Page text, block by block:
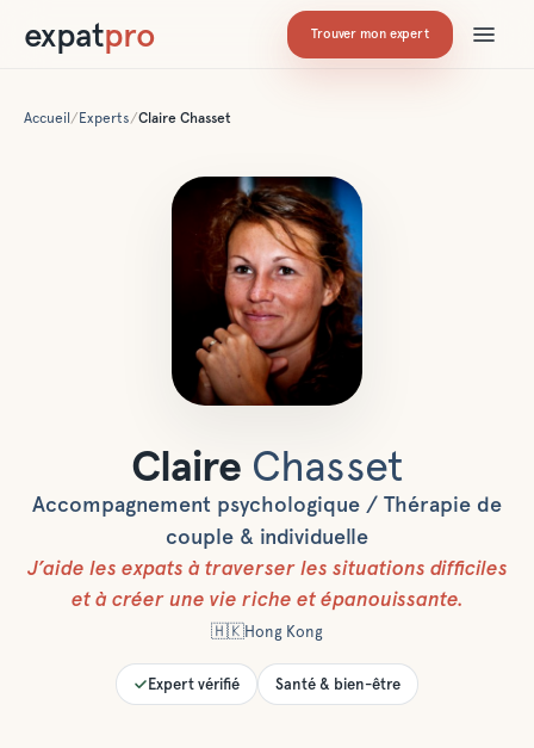
expatpro Trouver mon expert
Accueil / Experts/Claire Chasset
Claire Chasset
Accompagnement psychologique / Thérapie de
couple & individuelle
J’aide les expats à traverser les situations difficiles
et à créer une vie riche et épanouissante.
🇭🇰Hong Kong
Expert vérifié Santé & bien-être